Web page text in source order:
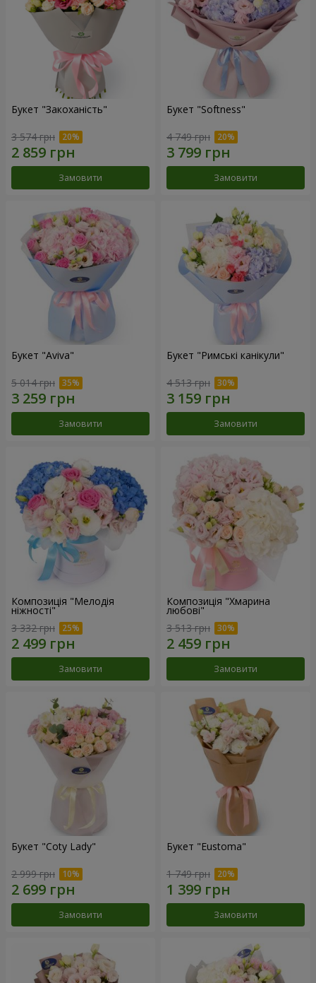
Букет "Закоханість"
3 574 грн
Замовити
Букет "Softness"
4 749 грн
Замовити
Букет "Aviva"
5 014 грн
Замовити
Букет "Римські канікули"
4 513 грн
Замовити
Композиція "Мелодія
ніжності"
3 332 грн
Замовити
Композиція "Хмарина
любові"
3 513 грн
Замовити
Букет "Coty Lady"
2 999 грн
Замовити
Букет "Eustoma"
1 749 грн
Замовити